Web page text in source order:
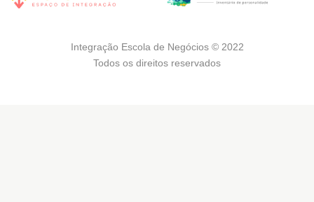
Integração Escola de Negócios © 2022
Todos os direitos reservados